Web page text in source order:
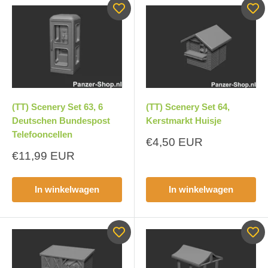
(TT) Scenery Set 63, 6
Deutschen Bundespost
Telefooncellen
Aanbiedingsprijs
€11,99 EUR
In winkelwagen
(TT) Scenery Set 64,
Kerstmarkt Huisje
Aanbiedingsprijs
€4,50 EUR
In winkelwagen